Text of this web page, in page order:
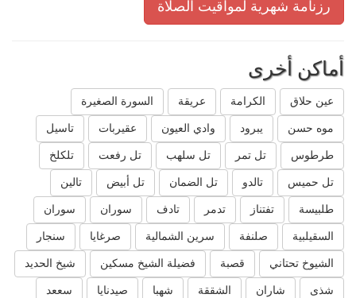
رزنامة شهرية لمواقيت الصلاة
أماكن أخرى
عين حلاق الكرامة عريقة السورة الصغيرة
موه حسن يبرود وادي العيون عقيربات تاسيل
طرطوس تل تمر تل سلهب تل رفعت تلكلخ
تل حميس تالدو تل الضمان تل أبيض تالين
طلبيسة تفتناز تدمر تادف سوران سوران
السقيلبية صلنفة سرين الشمالية صرغايا سنجار
الشيوخ تحتاني قصبة فضيلة الشيخ مسكين شيخ الحديد
شذى شاران الشققة شهبا صيدنايا سععد